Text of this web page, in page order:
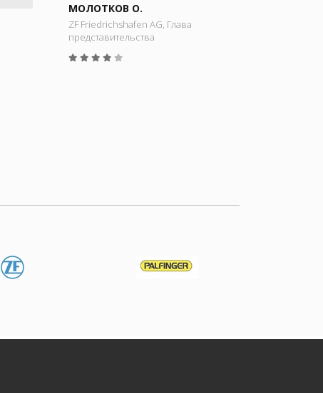
МОЛОТКОВ О.
ZF Friedrichshafen AG, Глава
представительства